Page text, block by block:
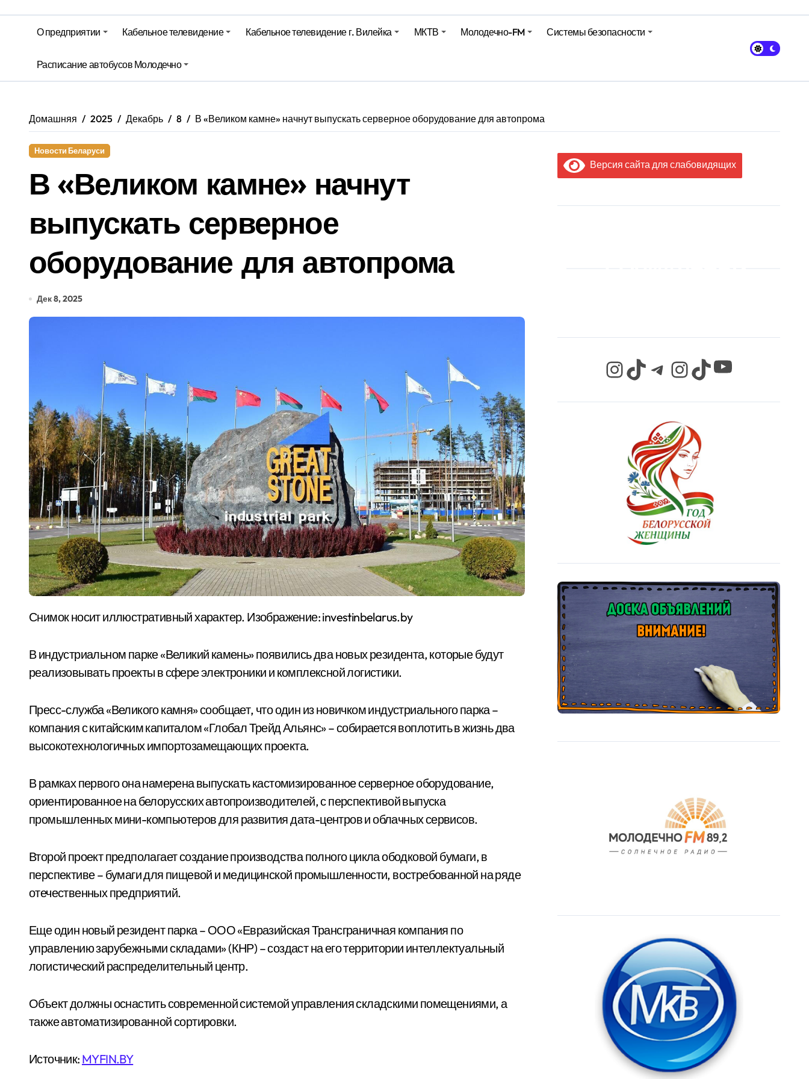
Молодечно. Новости время местное – 07 08 20
О предприятии Кабельное телевидение Кабельное телевидение г. Вилейка МКТВ Молодечно-FM Системы безопасности
Расписание автобусов Молодечно
Домашняя 2025 Декабрь 8 В «Великом камне» начнут выпускать серверное оборудование для автопрома
Новости Беларуси
В «Великом камне» начнут
выпускать серверное
оборудование для автопрома
Дек 8, 2025
Снимок носит иллюстративный характер. Изображение: investinbelarus.by
В индустриальном парке «Великий камень» появились два новых резидента, которые будут
реализовывать проекты в сфере электроники и комплексной логистики.
Пресс-служба «Великого камня» сообщает, что один из новичком индустриального парка –
компания с китайским капиталом «Глобал Трейд Альянс» – собирается воплотить в жизнь два
высокотехнологичных импортозамещающих проекта.
В рамках первого она намерена выпускать кастомизированное серверное оборудование,
ориентированное на белорусских автопроизводителей, с перспективой выпуска
промышленных мини-компьютеров для развития дата-центров и облачных сервисов.
Второй проект предполагает создание производства полного цикла ободковой бумаги, в
перспективе – бумаги для пищевой и медицинской промышленности, востребованной на ряде
отечественных предприятий.
Еще один новый резидент парка – ООО «Евразийская Трансграничная компания по
управлению зарубежными складами» (КНР) – создаст на его территории интеллектуальный
логистический распределительный центр.
Объект должны оснастить современной системой управления складскими помещениями, а
также автоматизированной сортировки.
Источник: MYFIN.BY
Версия сайта для слабовидящих
InstagramTikTok Telegram InstagramTikTok YouTube